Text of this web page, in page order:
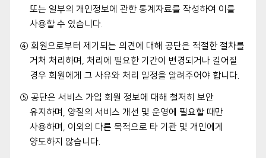
또는 일부의 개인정보에 관한 통계자료를 작성하여 이를
사용할 수 있습니다.
④ 회원으로부터 제기되는 의견에 대해 공단은 적절한 절차를
거처 처리하며, 처리에 필요한 기간이 변경되거나 길어질
경우 회원에게 그 사유와 처리 일정을 알려주어야 합니다.
⑤ 공단은 서비스 가입 회원 정보에 대해 철저히 보안
유지하며, 양질의 서비스 개선 및 운영에 필요할 때만
사용하며, 이외의 다른 목적으로 타 기관 및 개인에게
양도하지 않습니다.